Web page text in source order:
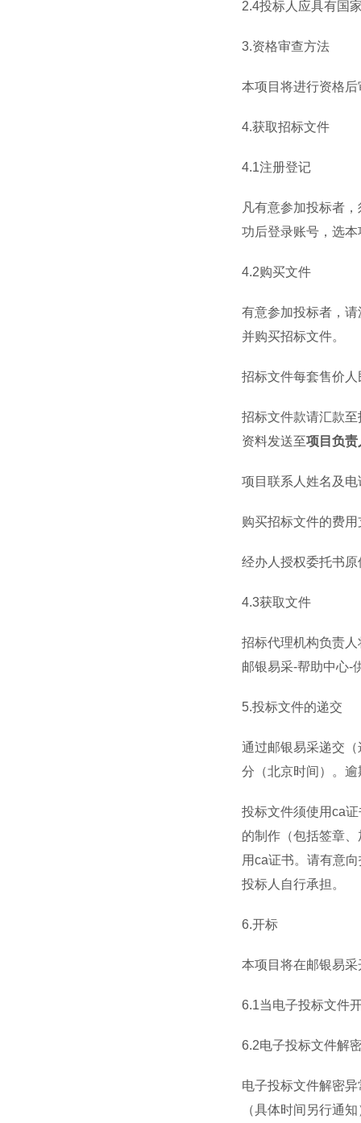
2.4投标人应具有国
3.资格审查方法
本项目将进行资格
4.获取招标文件
4.1注册登记
凡有意参加投标者，
功后登录账号，选本
4.2购买文件
有意参加投标者，请
并购买招标文件。
招标文件每套售价
招标文件款请汇款
资料发送至项目负责
项目联系人姓名及电
购买招标文件的费
经办人授权委托书
4.3获取文件
招标代理机构负责
邮银易采-帮助中心-
5.投标文件的递交
通过邮银易采递交（
分（北京时间）。 逾
投标文件须使用ca证
的制作（包括签章
用ca证书。请有意
投标人自行承担。
6.开标
本项目将在邮银易
6.1当电子投标文件
6.2电子投标文件解
电子投标文件解密
（具体时间另行通